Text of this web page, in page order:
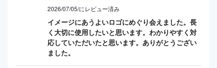
2026/07/05/にレビュー済み
イメージにあうよいロゴにめぐり会えました。長
く大切に使用したいと思います。わかりやすく対
応していただいたと思います。ありがとうござい
ました。